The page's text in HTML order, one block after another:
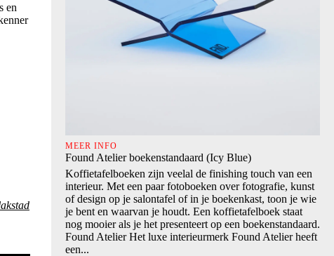
en
MEER INFO
Found Atelier boekenstandaard (Icy Blue)
Koffietafelboeken zijn veelal de finishing touch van een
interieur. Met een paar fotoboeken over fotografie, kunst
of design op je salontafel of in je boekenkast, toon je wie
je bent en waarvan je houdt. Een koffietafelboek staat
nog mooier als je het presenteert op een boekenstandaard.
Found Atelier Het luxe interieurmerk Found Atelier heeft
een...